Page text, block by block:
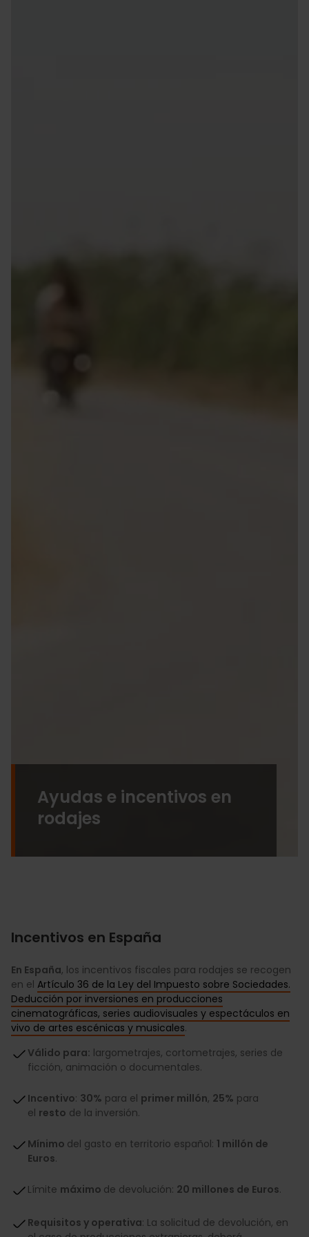
Ayudas e incentivos en
rodajes
Incentivos en España
En España, los incentivos fiscales para rodajes se recogen
en el Artículo 36 de la Ley del Impuesto sobre Sociedades.
Deducción por inversiones en producciones
cinematográficas, series audiovisuales y espectáculos en
vivo de artes escénicas y musicales.
Válido para: largometrajes, cortometrajes, series de
ficción, animación o documentales.
Incentivo: 30% para el primer millón, 25% para
el resto de la inversión.
Mínimo del gasto en territorio español: 1 millón de
Euros.
Límite máximo de devolución: 20 millones de Euros.
Requisitos y operativa: La solicitud de devolución, en